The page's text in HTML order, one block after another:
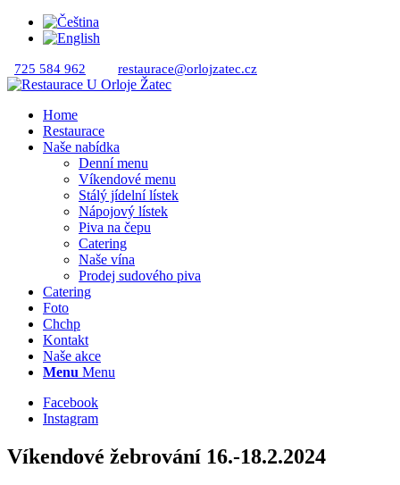
725 584 962 restaurace@orlojzatec.cz
Home
Restaurace
Naše nabídka
Denní menu
Víkendové menu
Stálý jídelní lístek
Nápojový lístek
Piva na čepu
Catering
Naše vína
Prodej sudového piva
Catering
Foto
Chchp
Kontakt
Naše akce
Menu Menu
Facebook
Instagram
Víkendové žebrování 16.-18.2.2024